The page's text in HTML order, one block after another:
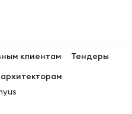
клиентам
Тендеры